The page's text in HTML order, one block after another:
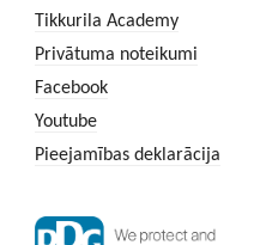
Tikkurila Academy
Privātuma noteikumi
Facebook
Youtube
Pieejamības deklarācija